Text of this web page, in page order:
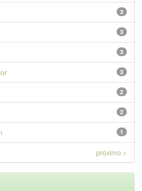
3
3
3
3
2
2
1
próximo >